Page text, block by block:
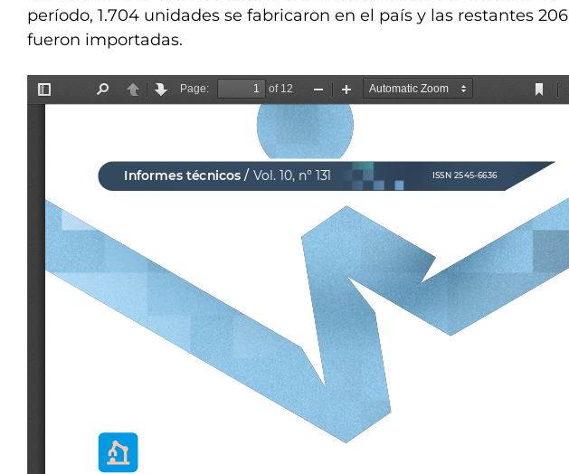
período, 1.704 unidades se fabricaron en el país y las restantes 206
fueron importadas.